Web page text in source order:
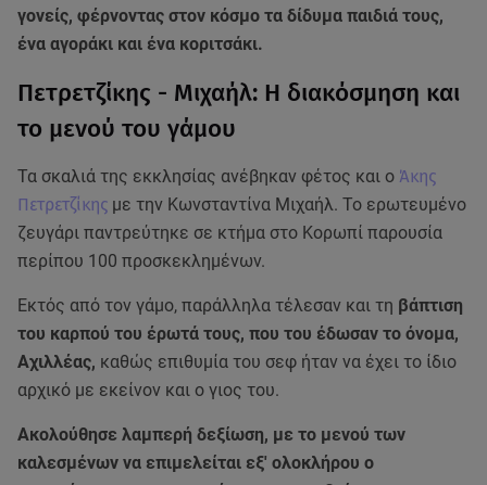
γονείς, φέρνοντας στον κόσμο τα δίδυμα παιδιά τους,
ένα αγοράκι και ένα κοριτσάκι.
Πετρετζίκης - Μιχαήλ: Η διακόσμηση και
το μενού του γάμου
Τα σκαλιά της εκκλησίας ανέβηκαν φέτος και ο Άκης
Πετρετζίκης με την Κωνσταντίνα Μιχαήλ. Το ερωτευμένο
ζευγάρι παντρεύτηκε σε κτήμα στο Κορωπί παρουσία
περίπου 100 προσκεκλημένων.
Εκτός από τον γάμο, παράλληλα τέλεσαν και τη βάπτιση
του καρπού του έρωτά τους, που του έδωσαν το όνομα,
Αχιλλέας, καθώς επιθυμία του σεφ ήταν να έχει το ίδιο
αρχικό με εκείνον και ο γιος του.
Ακολούθησε λαμπερή δεξίωση, με το μενού των
καλεσμένων να επιμελείται εξ' ολοκλήρου ο